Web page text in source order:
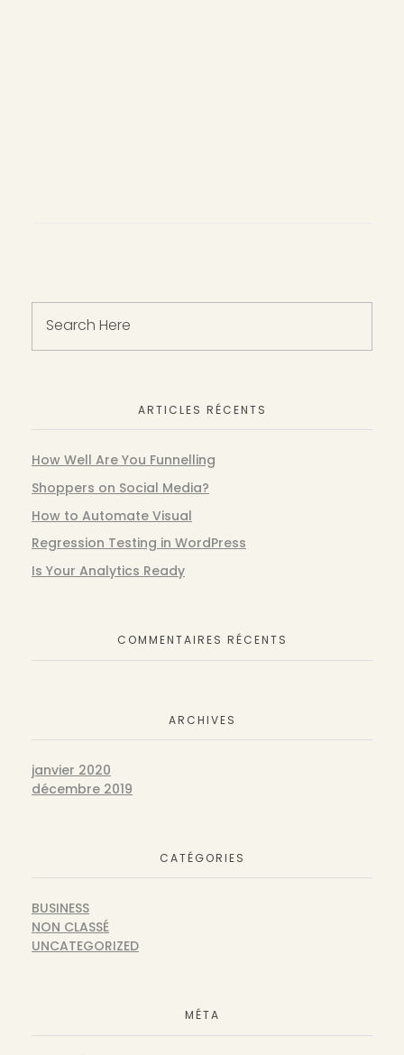
ARTICLES RÉCENTS
How Well Are You Funnelling
Shoppers on Social Media?
How to Automate Visual
Regression Testing in WordPress
Is Your Analytics Ready
COMMENTAIRES RÉCENTS
ARCHIVES
janvier 2020
décembre 2019
CATÉGORIES
BUSINESS
NON CLASSÉ
UNCATEGORIZED
MÉTA